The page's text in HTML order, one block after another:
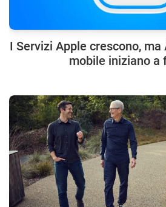
I Servizi Apple crescono, ma
mobile iniziano a